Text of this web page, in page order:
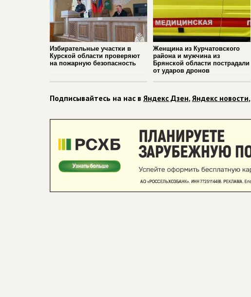
Избирательные участки в
Курской области проверяют
на пожарную безопасность
Женщина из Курчатовского
района и мужчина из
Брянской области пострадали
от ударов дронов
Подписывайтесь на нас в Яндекс Дзен,Яндекс новости,